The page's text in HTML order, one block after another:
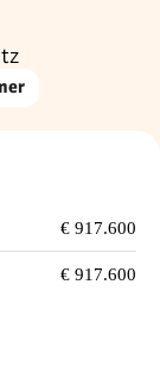
€ 917.600
€ 917.600